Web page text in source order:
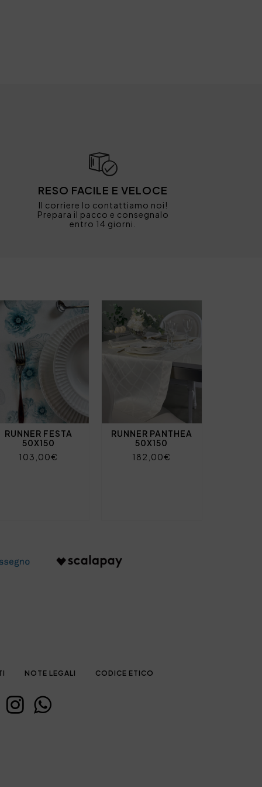
RESO FACILE E VELOCE
Il corriere lo contattiamo noi!
Prepara il pacco e consegnalo
entro 14 giorni.
RUNNER FESTA
50X150
103,00€
RUNNER PANTHEA
50X150
182,00€
NOTE LEGALI CODICE ETICO